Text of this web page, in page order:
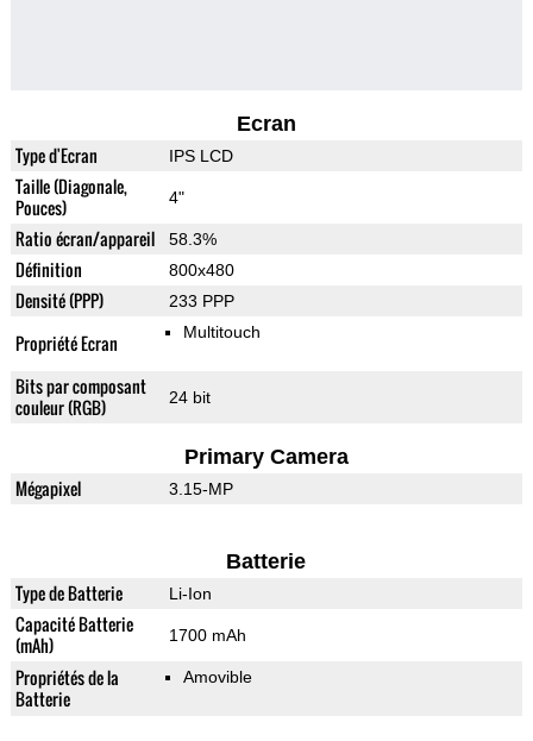
Ecran
Type d'Ecran IPS LCD
Taille (Diagonale,
Pouces)
4"
Ratio écran/appareil 58.3%
Définition 800x480
Densité (PPP) 233 PPP
Propriété Ecran Multitouch
Bits par composant
couleur (RGB)
24 bit
Primary Camera
Mégapixel 3.15-MP
Batterie
Type de Batterie Li-Ion
Capacité Batterie
(mAh)
1700 mAh
Propriétés de la
Batterie
Amovible